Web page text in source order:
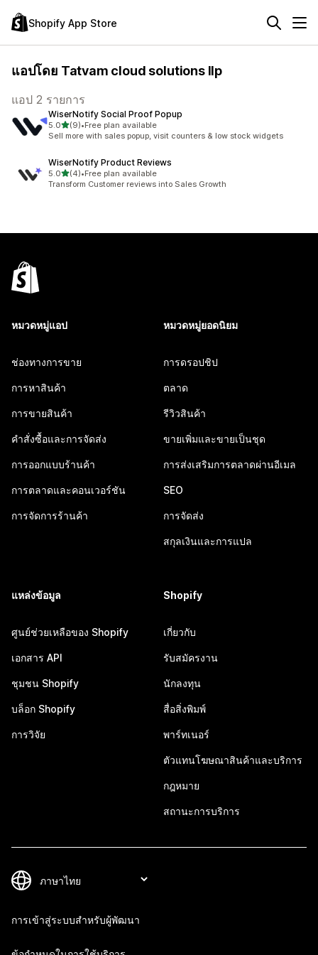
Shopify App Store
แอปโดย Tatvam cloud solutions llp
แอป 2 รายการ
WiserNotify Social Proof Popup
5.0เต็ม 5 ดาว
(9)
ทั้งหมด 9 รีวิว
•Free plan available
Sell more with sales popup, visit counters & low stock widgets
WiserNotify Product Reviews
5.0เต็ม 5 ดาว
(4)
ทั้งหมด 4 รีวิว
•Free plan available
Transform Customer reviews into Sales Growth
หมวดหมู่แอป
ช่องทางการขาย
การหาสินค้า
การขายสินค้า
คำสั่งซื้อและการจัดส่ง
การออกแบบร้านค้า
การตลาดและคอนเวอร์ชัน
การจัดการร้านค้า
หมวดหมู่ยอดนิยม
การดรอปชิป
ตลาด
รีวิวสินค้า
ขายเพิ่มและขายเป็นชุด
การส่งเสริมการตลาดผ่านอีเมล
SEO
การจัดส่ง
สกุลเงินและการแปล
แหล่งข้อมูล
ศูนย์ช่วยเหลือของ Shopify
เอกสาร API
ชุมชน Shopify
บล็อก Shopify
การวิจัย
Shopify
เกี่ยวกับ
รับสมัครงาน
นักลงทุน
สื่อสิ่งพิมพ์
พาร์ทเนอร์
ตัวแทนโฆษณาสินค้าและบริการ
กฎหมาย
สถานะการบริการ
การเข้าสู่ระบบสำหรับผู้พัฒนา